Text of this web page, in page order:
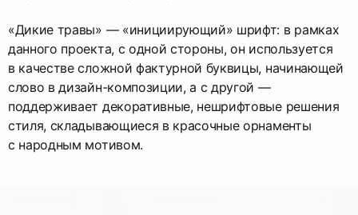
«Дикие травы» — «инициирующий» шрифт: в рамках
данного проекта, с одной стороны, он используется
в качестве сложной фактурной буквицы, начинающей
слово в дизайн-композиции, а с другой —
поддерживает декоративные, нешрифтовые решения
стиля, складывающиеся в красочные орнаменты
с народным мотивом.